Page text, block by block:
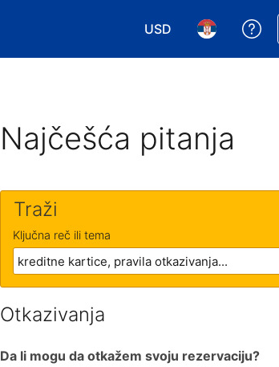
USD
Izaberite valutu.
Izaberite
Najčešća pitanja
Traži
Ključna reč ili tema
Otkazivanja
Da li mogu da otkažem svoju rezervaciju?